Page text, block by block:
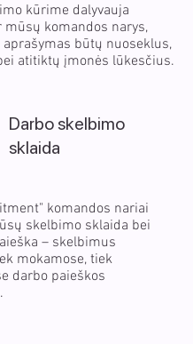
kūrime dalyvauja
mūsų komandos narys,
būtų nuoseklus,
atitiktų įmonės lūkesčius.
Darbo skelbimo
sklaida
komandos nariai
skelbimo sklaida bei
– skelbimus
mokamose, tiek
darbo paieškos